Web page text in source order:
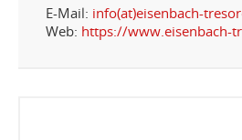
E-Mail: info(at)eisenbach-
Web: https://www.eisenbach-